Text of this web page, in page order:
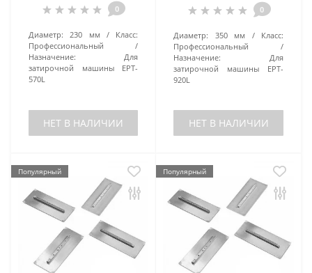
0
Диаметр: 230 мм
Класс:
Профессиональный
Назначение:
Для
затирочной машины EPT-
570L
НЕТ В НАЛИЧИИ
0
Диаметр: 350 мм
Класс:
Профессиональный
Назначение:
Для
затирочной машины EPT-
920L
НЕТ В НАЛИЧИИ
Популярный Популярный